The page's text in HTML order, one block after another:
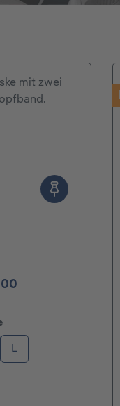
auswählen
L